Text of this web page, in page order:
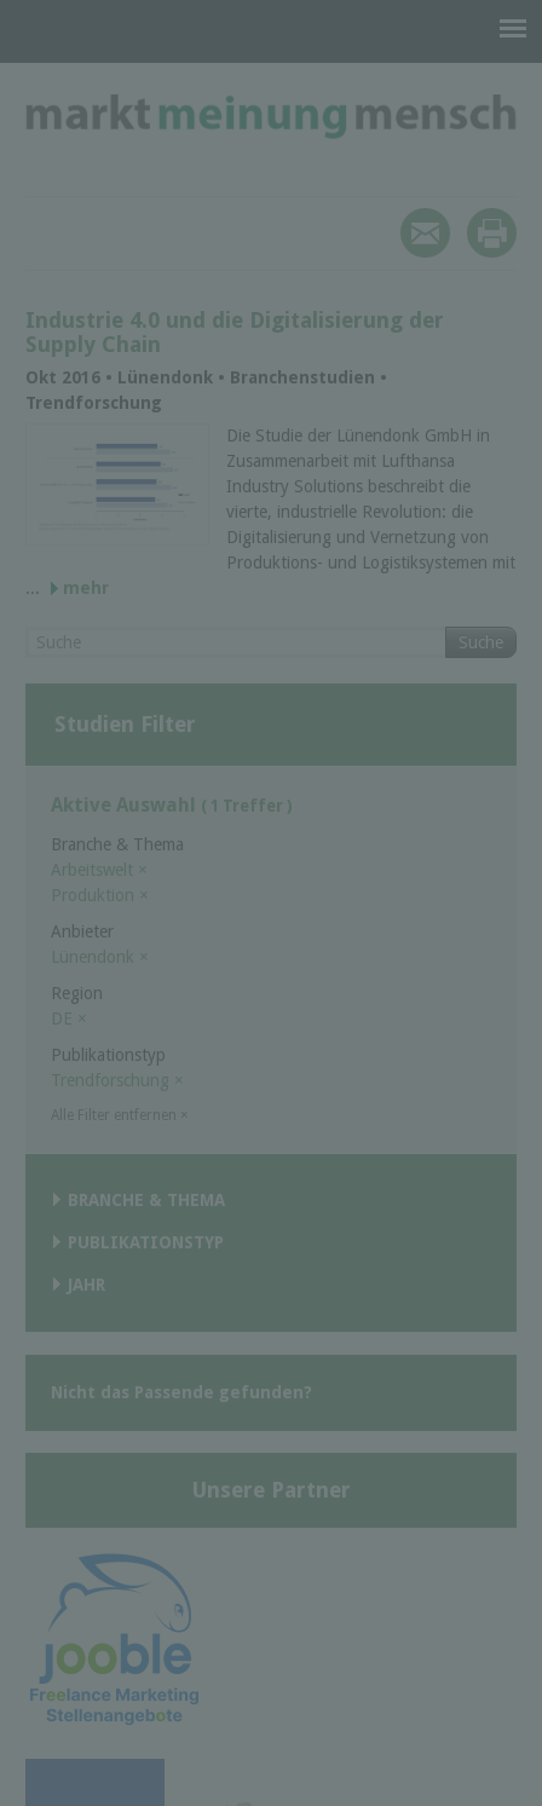
Industrie 4.0 und die Digitalisierung der
Supply Chain
Okt 2016 • Lünendonk • Branchenstudien •
Trendforschung
Die Studie der Lünendonk GmbH in
Zusammenarbeit mit Lufthansa
Industry Solutions beschreibt die
vierte, industrielle Revolution: die
Digitalisierung und Vernetzung von
Produktions- und Logistiksystemen mit
...
mehr
Suche
Studien Filter
Aktive Auswahl ( 1 Treffer )
Branche & Thema
Arbeitswelt ×
Produktion ×
Anbieter
Lünendonk ×
Region
DE ×
Publikationstyp
Trendforschung ×
BRANCHE & THEMA
PUBLIKATIONSTYP
JAHR
Nicht das Passende gefunden?
Unsere Partner